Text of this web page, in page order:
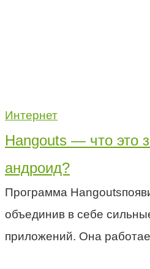
Интернет
Hangouts — что это
андроид?
Программа
объединив в себе
приложений. Она